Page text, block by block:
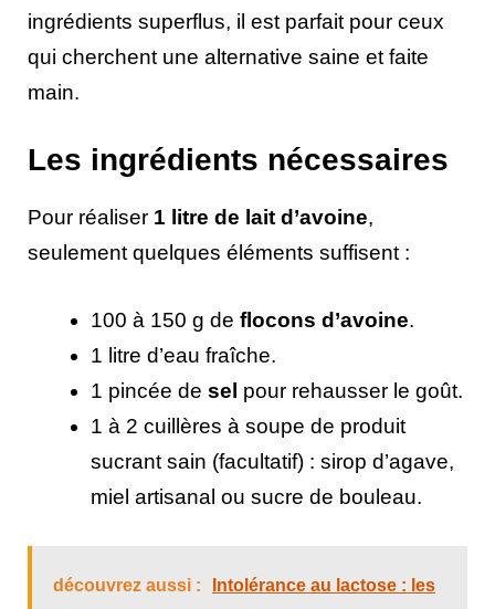
ingrédients superflus, il est parfait pour ceux
qui cherchent une alternative saine et faite
main.
Les ingrédients nécessaires
Pour réaliser 1 litre de lait d’avoine,
seulement quelques éléments suffisent :
100 à 150 g de flocons d’avoine.
1 litre d’eau fraîche.
1 pincée de sel pour rehausser le goût.
1 à 2 cuillères à soupe de produit
sucrant sain (facultatif) : sirop d’agave,
miel artisanal ou sucre de bouleau.
découvrez aussi :
Intolérance au lactose : les